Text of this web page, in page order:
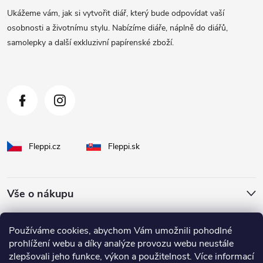
Používáme cookies, abychom Vám umožnili pohodlné
prohlížení webu a díky analýze provozu webu neustále
zlepšovali jeho funkce, výkon a použitelnost. Více informací
Ukážeme vám, jak si vytvořit diář, který bude odpovídat vaší
osobnosti a životnímu stylu. Nabízíme diáře, náplně do diářů,
samolepky a další exkluzivní papírenské zboží.
Fleppi.cz Fleppi.sk
Vše o nákupu
O Fleppi
Inspirace pro vás